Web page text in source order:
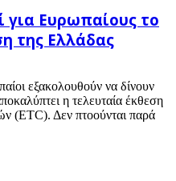
για Ευρωπαίους το
της Ελλάδας
εξακολουθούν να δίνουν
η τελευταία έκθεση
(ETC). Δεν πτοούνται παρά